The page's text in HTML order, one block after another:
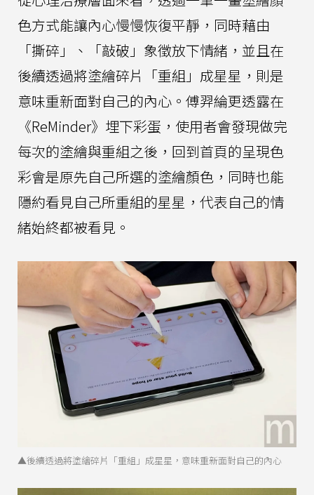
色方式能讓內心慢慢恢復平靜，同時藉由
「撕碎」、「敲破」象徵放下情緒，並且在
後續透過將塗繪碎片「重組」成星星，則是
意味重新面對自己的內心。傅羿綸更透露在
《ReMinder》埋下彩蛋，使用者會發現做完
每次的塗繪與重組之後，回到首頁的呈現色
彩會是原先自己所選的塗繪顏色，同時也能
隱約看見自己所重組的星星，代表自己的情
緒始終都被看見。
▲後續透過將塗繪碎片「重組」成星星，意味重新面對自己的內心